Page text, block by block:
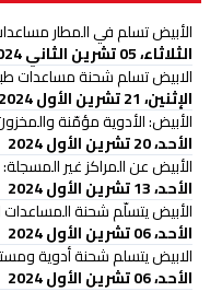
الأبيض تسلم في المطار
الثلاثاء، 05 تشرين الثاني 2024
الابيض تسلم شحنة مساعدات
الإثنين، 21 تشرين الأول 2024
الأبيض: الأدوية مؤمّنة
الأحد، 20 تشرين الأول 2024
الأبيض عن المراكز غير
الأحد، 13 تشرين الأول 2024
الأبيض يتسلّم شحنة
الأحد، 06 تشرين الأول 2024
الابيض يتسلم شحنة أدوية
الأحد، 06 تشرين الأول 2024